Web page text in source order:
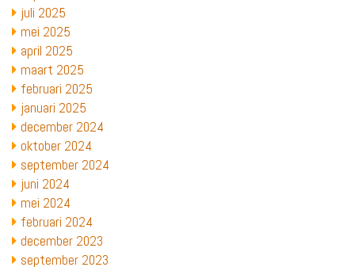
juli 2025
mei 2025
april 2025
maart 2025
februari 2025
januari 2025
december 2024
oktober 2024
september 2024
juni 2024
mei 2024
februari 2024
december 2023
september 2023